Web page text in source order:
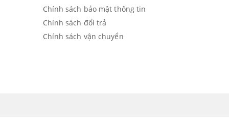
Chính sách bảo mật thông tin
Chính sách đổi trả
Chính sách vận chuyển